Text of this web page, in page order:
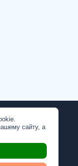
сайту, а